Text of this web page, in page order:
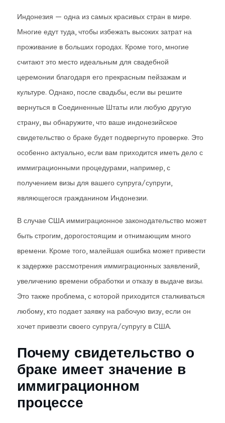
Индонезия — одна из самых красивых стран в мире.
Многие едут туда, чтобы избежать высоких затрат на
проживание в больших городах. Кроме того, многие
считают это место идеальным для свадебной
церемонии благодаря его прекрасным пейзажам и
культуре. Однако, после свадьбы, если вы решите
вернуться в Соединенные Штаты или любую другую
страну, вы обнаружите, что ваше индонезийское
свидетельство о браке будет подвергнуто проверке. Это
особенно актуально, если вам приходится иметь дело с
иммиграционными процедурами, например, с
получением визы для вашего супруга/супруги,
являющегося гражданином Индонезии.
В случае США иммиграционное законодательство может
быть строгим, дорогостоящим и отнимающим много
времени. Кроме того, малейшая ошибка может привести
к задержке рассмотрения иммиграционных заявлений,
увеличению времени обработки и отказу в выдаче визы.
Это также проблема, с которой приходится сталкиваться
любому, кто подает заявку на рабочую визу, если он
хочет привезти своего супруга/супругу в США.
Почему свидетельство о
браке имеет значение в
иммиграционном
процессе